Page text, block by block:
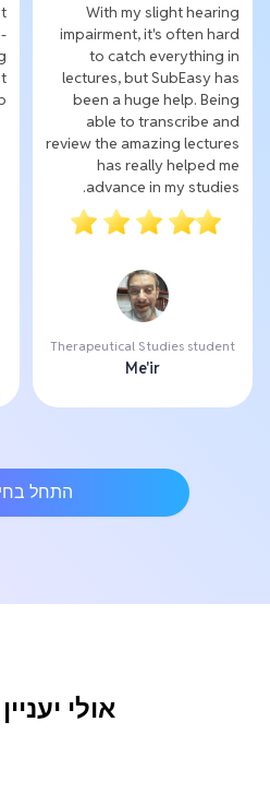
With my slight hearing
impairment, it's often hard
to catch everything in
lectures, but SubEasy has
been a huge help. Being
able to transcribe and
review the amazing lectures
has really helped me
advance in my studies.
Therapeutical Studies student
Me'ir
התחל
אולי